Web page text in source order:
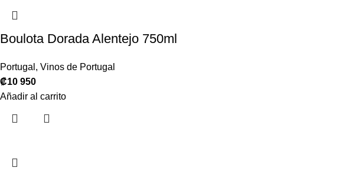
Boulota Dorada Alentejo 750ml
Portugal , Vinos de Portugal
₡10 950
Añadir al carrito